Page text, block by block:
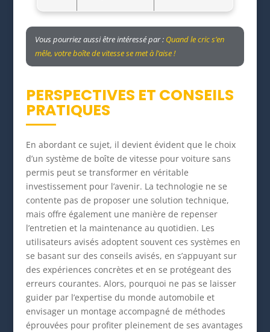
Vous pourriez aussi être intéressé par : Quand le cric s’en
mêle, votre boîte de vitesse se met à l’aise !
PERSPECTIVES ET CONSEILS
PRATIQUES
En abordant ce sujet, il devient évident que le choix
d’un système de boîte de vitesse pour voiture sans
permis peut se transformer en véritable
investissement pour l’avenir. La technologie ne se
contente pas de proposer une solution technique,
mais offre également une manière de repenser
l’entretien et la maintenance au quotidien. Les
utilisateurs avisés adoptent souvent ces systèmes en
se basant sur des conseils avisés, en s’appuyant sur
des expériences concrètes et en se protégeant des
erreurs courantes. Alors, pourquoi ne pas se laisser
guider par l’expertise du monde automobile et
envisager un montage accompagné de méthodes
éprouvées pour profiter pleinement de ses avantages